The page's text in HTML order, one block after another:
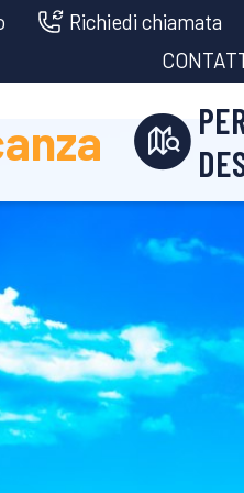
Richiedi chiamata